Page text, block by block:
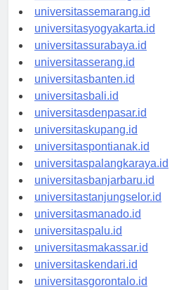
universitasbandung.id
universitassemarang.id
universitasyogyakarta.id
universitassurabaya.id
universitasserang.id
universitasbanten.id
universitasbali.id
universitasdenpasar.id
universitaskupang.id
universitaspontianak.id
universitaspalangkaraya.id
universitasbanjarbaru.id
universitastanjungselor.id
universitasmanado.id
universitaspalu.id
universitasmakassar.id
universitaskendari.id